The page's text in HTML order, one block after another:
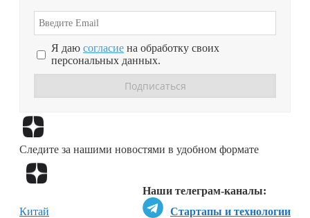
Я даю согласие на обработку своих
персональных данных.
Следите за нашими новостями в удобном формате
Наши телеграм-каналы:
Стартапы и технологии
Китай